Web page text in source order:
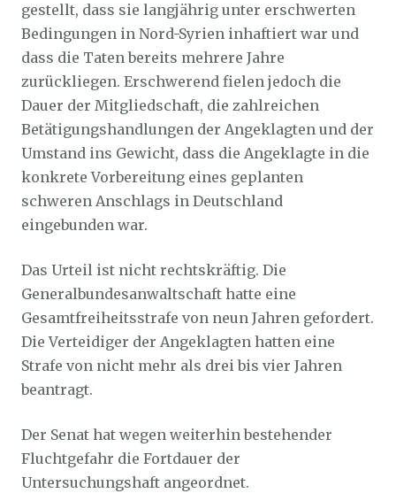
gestellt, dass sie langjährig unter erschwerten
Bedingungen in Nord-Syrien inhaftiert war und
dass die Taten bereits mehrere Jahre
zurückliegen. Erschwerend fielen jedoch die
Dauer der Mitgliedschaft, die zahlreichen
Betätigungshandlungen der Angeklagten und der
Umstand ins Gewicht, dass die Angeklagte in die
konkrete Vorbereitung eines geplanten
schweren Anschlags in Deutschland
eingebunden war.
Das Urteil ist nicht rechtskräftig. Die
Generalbundesanwaltschaft hatte eine
Gesamtfreiheitsstrafe von neun Jahren gefordert.
Die Verteidiger der Angeklagten hatten eine
Strafe von nicht mehr als drei bis vier Jahren
beantragt.
Der Senat hat wegen weiterhin bestehender
Fluchtgefahr die Fortdauer der
Untersuchungshaft angeordnet.